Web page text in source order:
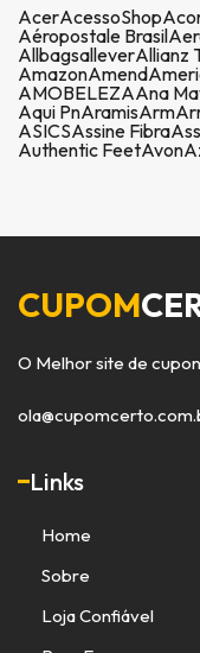
AcerAcessoShop
Aéropostale Brasil
AllbagsalleverAllianz
AmazonAmend
AMOBELEZAAna
Aqui PnAramisArm
ASICSAssine Fibra
Authentic FeetAvon
CUPOM
O Melhor site de
Links
Home
Sobre
Loja Confiável